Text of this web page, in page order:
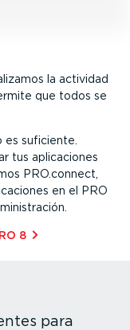
la actividad
que todos se
es suficiente.
tus aplica­ciones
PRO.connect,
en el PRO
8⁠
para